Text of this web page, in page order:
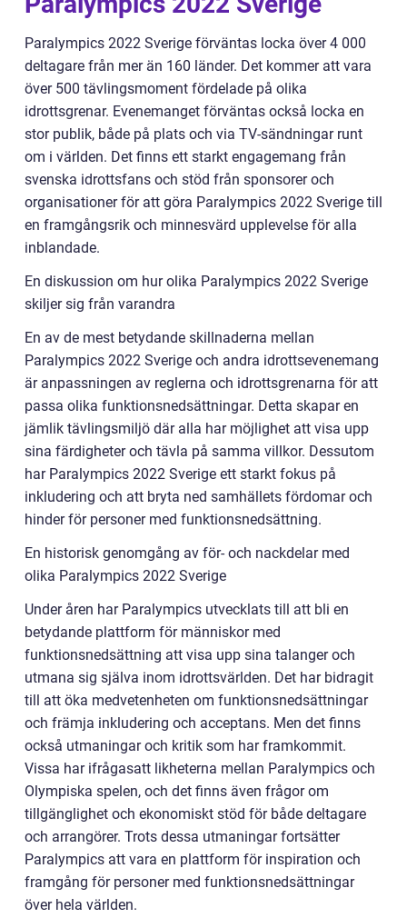
Paralympics 2022 Sverige förväntas locka över 4 000
deltagare från mer än 160 länder. Det kommer att vara
över 500 tävlingsmoment fördelade på olika
idrottsgrenar. Evenemanget förväntas också locka en
stor publik, både på plats och via TV-sändningar runt
om i världen. Det finns ett starkt engagemang från
svenska idrottsfans och stöd från sponsorer och
organisationer för att göra Paralympics 2022 Sverige till
en framgångsrik och minnesvärd upplevelse för alla
inblandade.
En diskussion om hur olika Paralympics 2022 Sverige
skiljer sig från varandra
En av de mest betydande skillnaderna mellan
Paralympics 2022 Sverige och andra idrottsevenemang
är anpassningen av reglerna och idrottsgrenarna för att
passa olika funktionsnedsättningar. Detta skapar en
jämlik tävlingsmiljö där alla har möjlighet att visa upp
sina färdigheter och tävla på samma villkor. Dessutom
har Paralympics 2022 Sverige ett starkt fokus på
inkludering och att bryta ned samhällets fördomar och
hinder för personer med funktionsnedsättning.
En historisk genomgång av för- och nackdelar med
olika Paralympics 2022 Sverige
Under åren har Paralympics utvecklats till att bli en
betydande plattform för människor med
funktionsnedsättning att visa upp sina talanger och
utmana sig själva inom idrottsvärlden. Det har bidragit
till att öka medvetenheten om funktionsnedsättningar
och främja inkludering och acceptans. Men det finns
också utmaningar och kritik som har framkommit.
Vissa har ifrågasatt likheterna mellan Paralympics och
Olympiska spelen, och det finns även frågor om
tillgänglighet och ekonomiskt stöd för både deltagare
och arrangörer. Trots dessa utmaningar fortsätter
Paralympics att vara en plattform för inspiration och
framgång för personer med funktionsnedsättningar
över hela världen.